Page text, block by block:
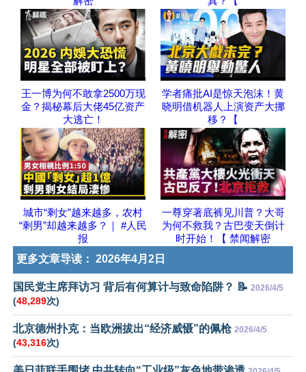
王一博为何不敢拿2500万现
金？揭秘幕后大佬45亿资产
大逃亡！
学者痛批AI是惊天泡沫！黄
晓明借机器人上演资产大挪
移？【
城市“剩女”越来越多，农村
“剩男”却越来越多？｜ #人民
报
一尊穿著底裤见川普？大哥
为何不救我？古巴变天倒计
时开始！【 禁闻解密
更多文章导读： 2026年4月2日
国民党主席拜访习 背后有何算计与致命陷阱？ 📝 2026/4/5
(48,289次)
北京德州扑克：当欧洲拔出“经济威慑”的佩枪 2026/4/5
(43,316次)